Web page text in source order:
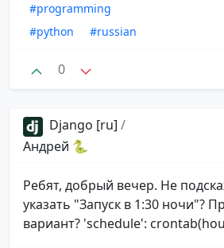
#programming
#python
#russian
0
Django [ru] /
Андрей 🐍
Ребят, добрый вечер. Не
указать "Запуск в 1:30 ночи"?
вариант? 'schedule':